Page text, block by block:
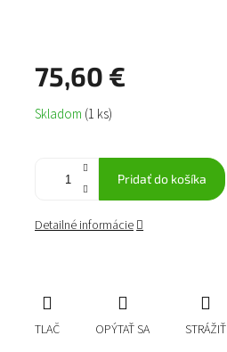
75,60 €
Jednotková
cena:
Skladom (1 ks)
Pridať do košíka
Detailné informácie
TLAČ OPÝTAŤ SA STRÁŽIŤ